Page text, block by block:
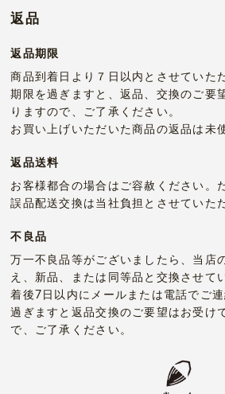
返品
返品期限
商品到着日より７日以内とさせていた
期限を過ぎますと、返品、交換のご要
りますので、ご了承ください。
お買い上げいただいた商品の返品は未
返品送料
お客様都合の場合はご容赦ください。
誤品配送交換は当社負担とさせていた
不良品
万一不良品等がございましたら、当店
え、新品、または同等品と交換させて
着後7日以内にメールまたは電話でご
過ぎますと返品交換のご要望はお受け
で、ご了承ください。